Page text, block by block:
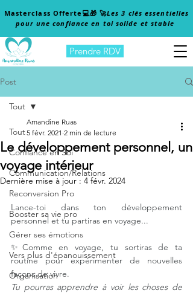
Masterclass Offerte 💻🎁 🚀Les 3 clés essentielles
pour une confiance en toi solide et stable
Prendre RDV
Post
Tout
Confiance en Soi
Communication/Relations
Reconversion Pro
Booster sa vie pro
Gérer ses émotions
Vers plus d'épanouissement
Organisation
Tout
Le développement personnel, un
voyage intérieur
Amandine Ruas
5 févr. 2021 2 min de lecture
Dernière mise à jour : 4 févr. 2024
Lance-toi dans ton développement
personnel et tu partiras en voyage...
⠀
✨Comme en voyage, tu sortiras de ta
routine pour expérimenter de nouvelles
façons de vivre. ⠀
Tu pourras apprendre à voir les choses de